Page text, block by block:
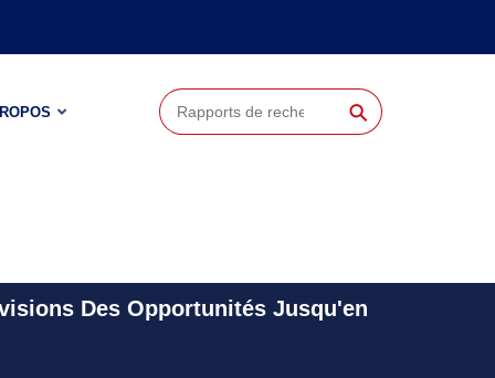
⚲
Des Opportunités Jusqu'en